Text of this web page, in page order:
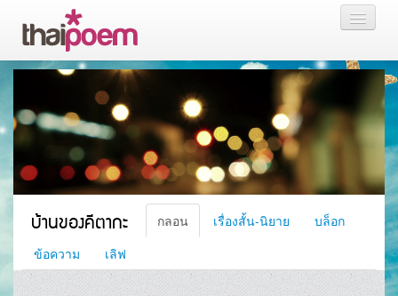
หน้าแรก
กลอน
เรื่องสั้น นิยาย
บล็อก
สมาชิก
บ้านของคีตากะ กลอน เรื่องสั้น-นิยาย
บล็อก
ข้อความ
เลิฟ